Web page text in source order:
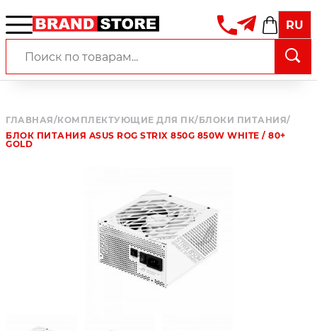
RU
ГЛАВНАЯ/КОМПЛЕКТУЮЩИЕ ДЛЯ ПК/БЛОКИ ПИТАНИЯ/
БЛОК ПИТАНИЯ ASUS ROG STRIX 850G 850W WHITE / 80+
GOLD